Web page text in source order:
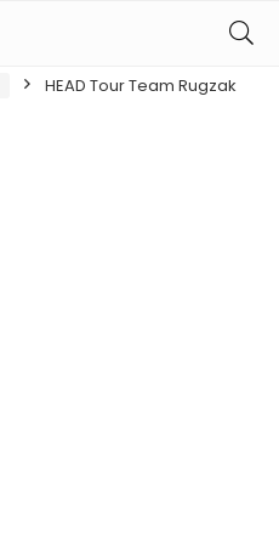
HEAD Tour Team Rugzak